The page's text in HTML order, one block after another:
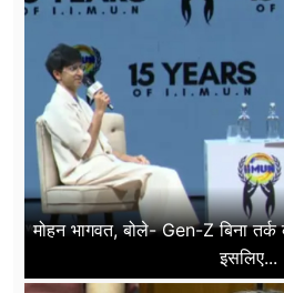
मोहन भागवत, बोले- Gen-Z बिना तर्क
इसलिए...